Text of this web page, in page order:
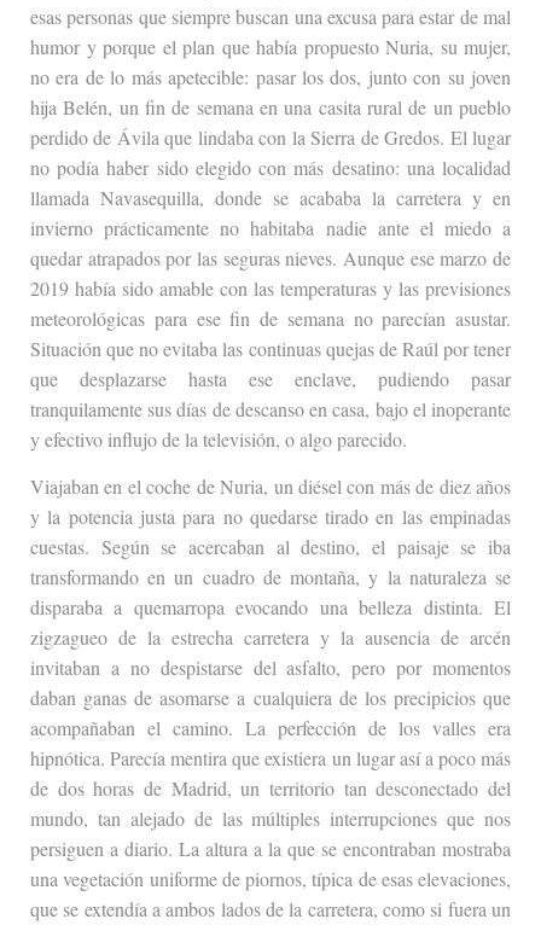
esas personas que siempre buscan una excusa para estar de mal
humor y porque el plan que había propuesto Nuria, su mujer,
no era de lo más apetecible: pasar los dos, junto con su joven
hija Belén, un fin de semana en una casita rural de un pueblo
perdido de Ávila que lindaba con la Sierra de Gredos. El lugar
no podía haber sido elegido con más desatino: una localidad
llamada Navasequilla, donde se acababa la carretera y en
invierno prácticamente no habitaba nadie ante el miedo a
quedar atrapados por las seguras nieves. Aunque ese marzo de
2019 había sido amable con las temperaturas y las previsiones
meteorológicas para ese fin de semana no parecían asustar.
Situación que no evitaba las continuas quejas de Raúl por tener
que desplazarse hasta ese enclave, pudiendo pasar
tranquilamente sus días de descanso en casa, bajo el inoperante
y efectivo influjo de la televisión, o algo parecido.
Viajaban en el coche de Nuria, un diésel con más de diez años
y la potencia justa para no quedarse tirado en las empinadas
cuestas. Según se acercaban al destino, el paisaje se iba
transformando en un cuadro de montaña, y la naturaleza se
disparaba a quemarropa evocando una belleza distinta. El
zigzagueo de la estrecha carretera y la ausencia de arcén
invitaban a no despistarse del asfalto, pero por momentos
daban ganas de asomarse a cualquiera de los precipicios que
acompañaban el camino. La perfección de los valles era
hipnótica. Parecía mentira que existiera un lugar así a poco más
de dos horas de Madrid, un territorio tan desconectado del
mundo, tan alejado de las múltiples interrupciones que nos
persiguen a diario. La altura a la que se encontraban mostraba
una vegetación uniforme de piornos, típica de esas elevaciones,
que se extendía a ambos lados de la carretera, como si fuera un